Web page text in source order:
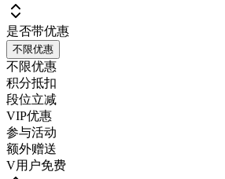
是否带优惠
不限优惠
不限优惠
积分抵扣
段位立减
VIP优惠
参与活动
额外赠送
V用户免费